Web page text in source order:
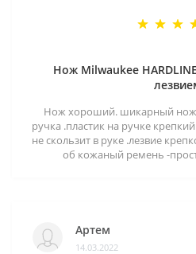
Нож Milwaukee
Нож хороший. шикарный нож
ручка .пластик на ручке
не скользит в руке .лезвие
об кожаный ремень -
Артем
14.03.2022